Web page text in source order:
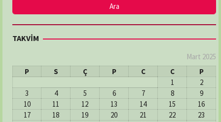
TAKVİM
Mart 2025
P
S Ç P C C
P
1
2
3
4 5 6 7 8
9
10
11 12 13 14 15
16
17
18 19 20 21 22
23